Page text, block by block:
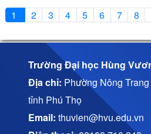
(1) (Lượt lưu thông:0) (1)
1 2 3 4 5 6 7 8
Trường Đại học Hùng
Địa chỉ: Phường Nông
tỉnh Phú Thọ
Email: thuvien@hvu.edu.vn